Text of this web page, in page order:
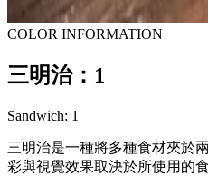
COLOR INFORMATION
三明治：1
Sandwich: 1
三明治是一種將多種食材夾於
彩與視覺效果取決於所使用的